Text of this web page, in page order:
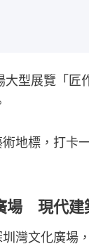
大型展覽「匠
地標，打卡
場 現代建
灣文化廣場